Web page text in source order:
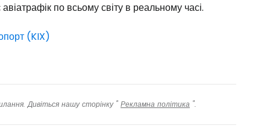
по всьому світу в реальному часі.
(KIX)
Дивіться нашу сторінку " Рекламна політика ".